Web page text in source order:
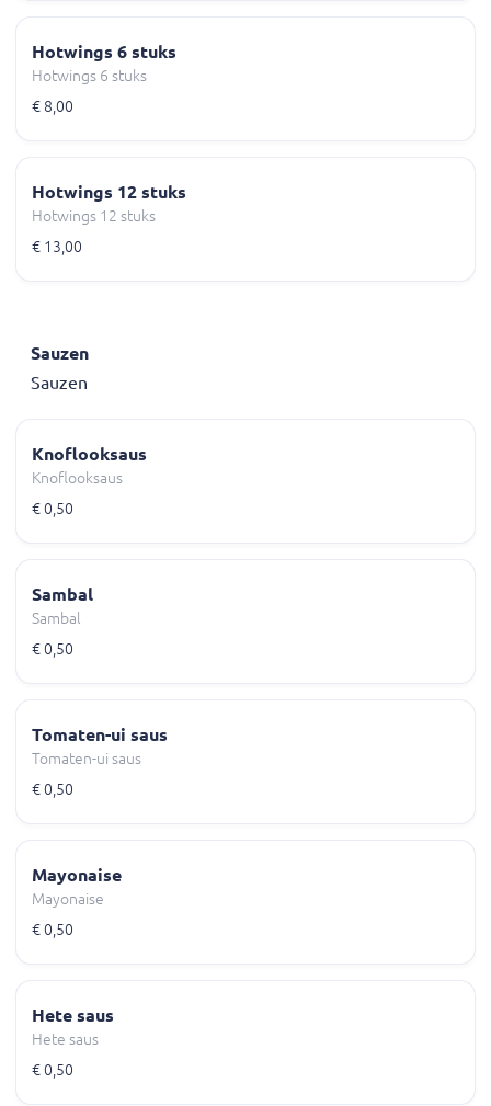
Hotwings 6 stuks
Hotwings 6 stuks
€ 8,00
Hotwings 12 stuks
Hotwings 12 stuks
€ 13,00
Sauzen
Sauzen
Knoflooksaus
Knoflooksaus
€ 0,50
Sambal
Sambal
€ 0,50
Tomaten-ui saus
Tomaten-ui saus
€ 0,50
Mayonaise
Mayonaise
€ 0,50
Hete saus
Hete saus
€ 0,50